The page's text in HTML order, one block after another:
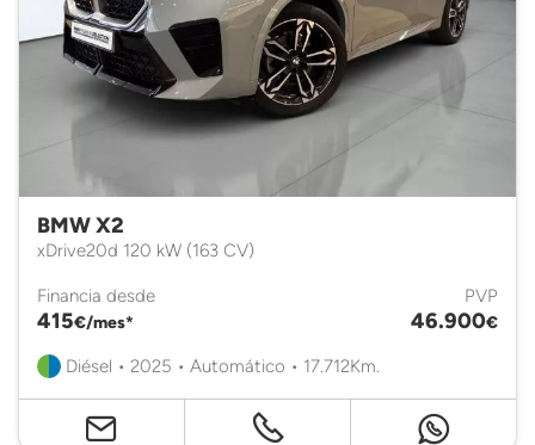
BMW X2
xDrive20d 120 kW (163 CV)
Financia desde
415€/mes*
PVP
46.900€
Diésel • 2025 • Automático • 17.712Km.